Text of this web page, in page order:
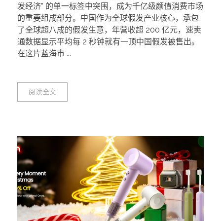
发经济” 的单一标签中突围，成为千亿级颜值消费市场
的重要组成部分。中国作为全球假发产业核心，承包
了全球超八成的假发生意，年营收超 200 亿元，速卖
通数据显示平均每 2 秒钟就有一顶中国假发被售出。
在这片蓝海市 ...
阅读全文